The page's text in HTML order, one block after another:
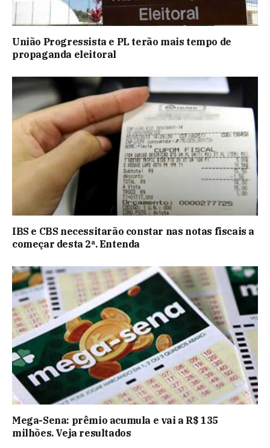
União Progressista e PL terão mais tempo de
propaganda eleitoral
IBS e CBS necessitarão constar nas notas fiscais a
começar desta 2ª. Entenda
Mega-Sena: prêmio acumula e vai a R$ 135
milhões. Veja resultados